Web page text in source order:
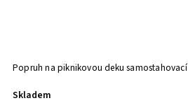
Popruh na piknikovou deku samostahovací
Skladem